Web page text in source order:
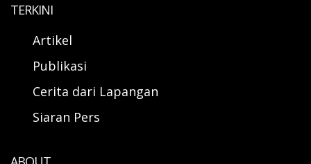
TERKINI
Artikel
Publikasi
Cerita dari Lapangan
Siaran Pers